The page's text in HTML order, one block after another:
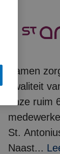
Samen
kwaliteit
onze ruim
St.
Naast...